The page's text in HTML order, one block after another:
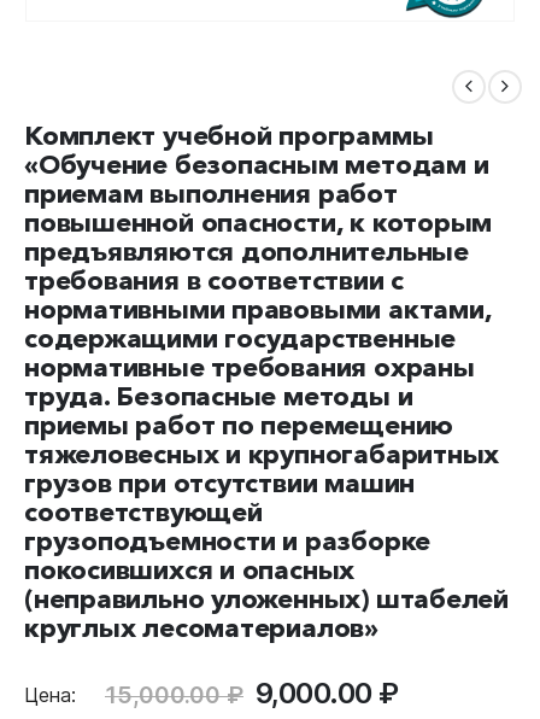
Комплект учебной программы
«Обучение безопасным методам и
приемам выполнения работ
повышенной опасности, к которым
предъявляются дополнительные
требования в соответствии с
нормативными правовыми актами,
содержащими государственные
нормативные требования охраны
труда. Безопасные методы и
приемы работ по перемещению
тяжеловесных и крупногабаритных
грузов при отсутствии машин
соответствующей
грузоподъемности и разборке
покосившихся и опасных
(неправильно уложенных) штабелей
круглых лесоматериалов»
Цена: 15,000.00₽ Первоначальная
9,000.00 ₽Текущая